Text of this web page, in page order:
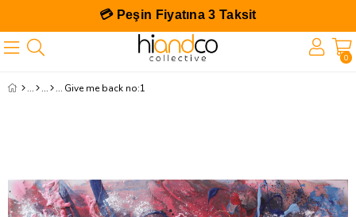
💳 Peşin Fiyatına 3 Taksit
0
Give me back no:1